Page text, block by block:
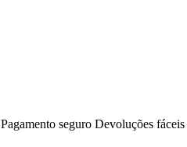
Pagamento seguro Devoluções fáceis